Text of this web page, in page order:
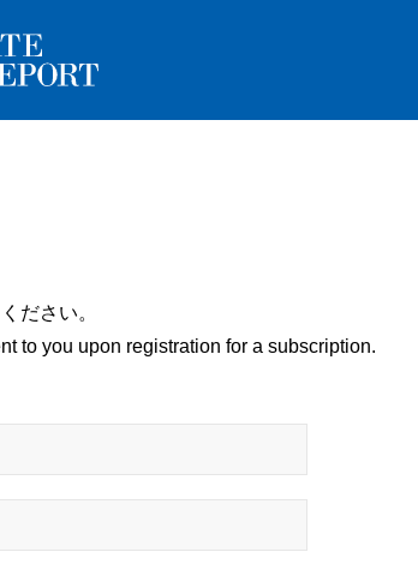
ださい。
to you upon registration for a subscription.